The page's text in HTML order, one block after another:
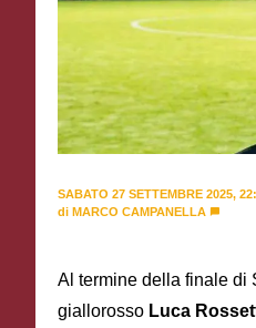
SABATO 27 SETTEMBRE 2025,
di MARCO CAMPANELLA
Al termine della finale di
giallorosso Luca